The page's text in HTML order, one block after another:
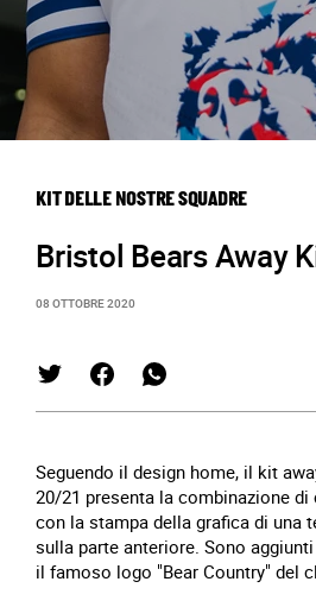
KIT DELLE NOSTRE SQUADRE
Bristol Bears Away
08 OTTOBRE 2020
Seguendo il design home, il kit
20/21 presenta la combinazione
con la stampa della grafica di una
sulla parte anteriore. Sono
il famoso logo "Bear Country" del